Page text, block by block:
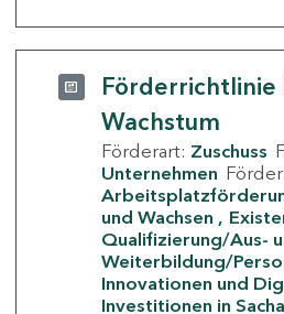
Förderrichtlinie
Wachstum
Förderart: Zuschuss
Unternehmen
und Wachsen
Qualifizierung/Aus-
Weiterbildung/
Innovationen und
Investitionen in